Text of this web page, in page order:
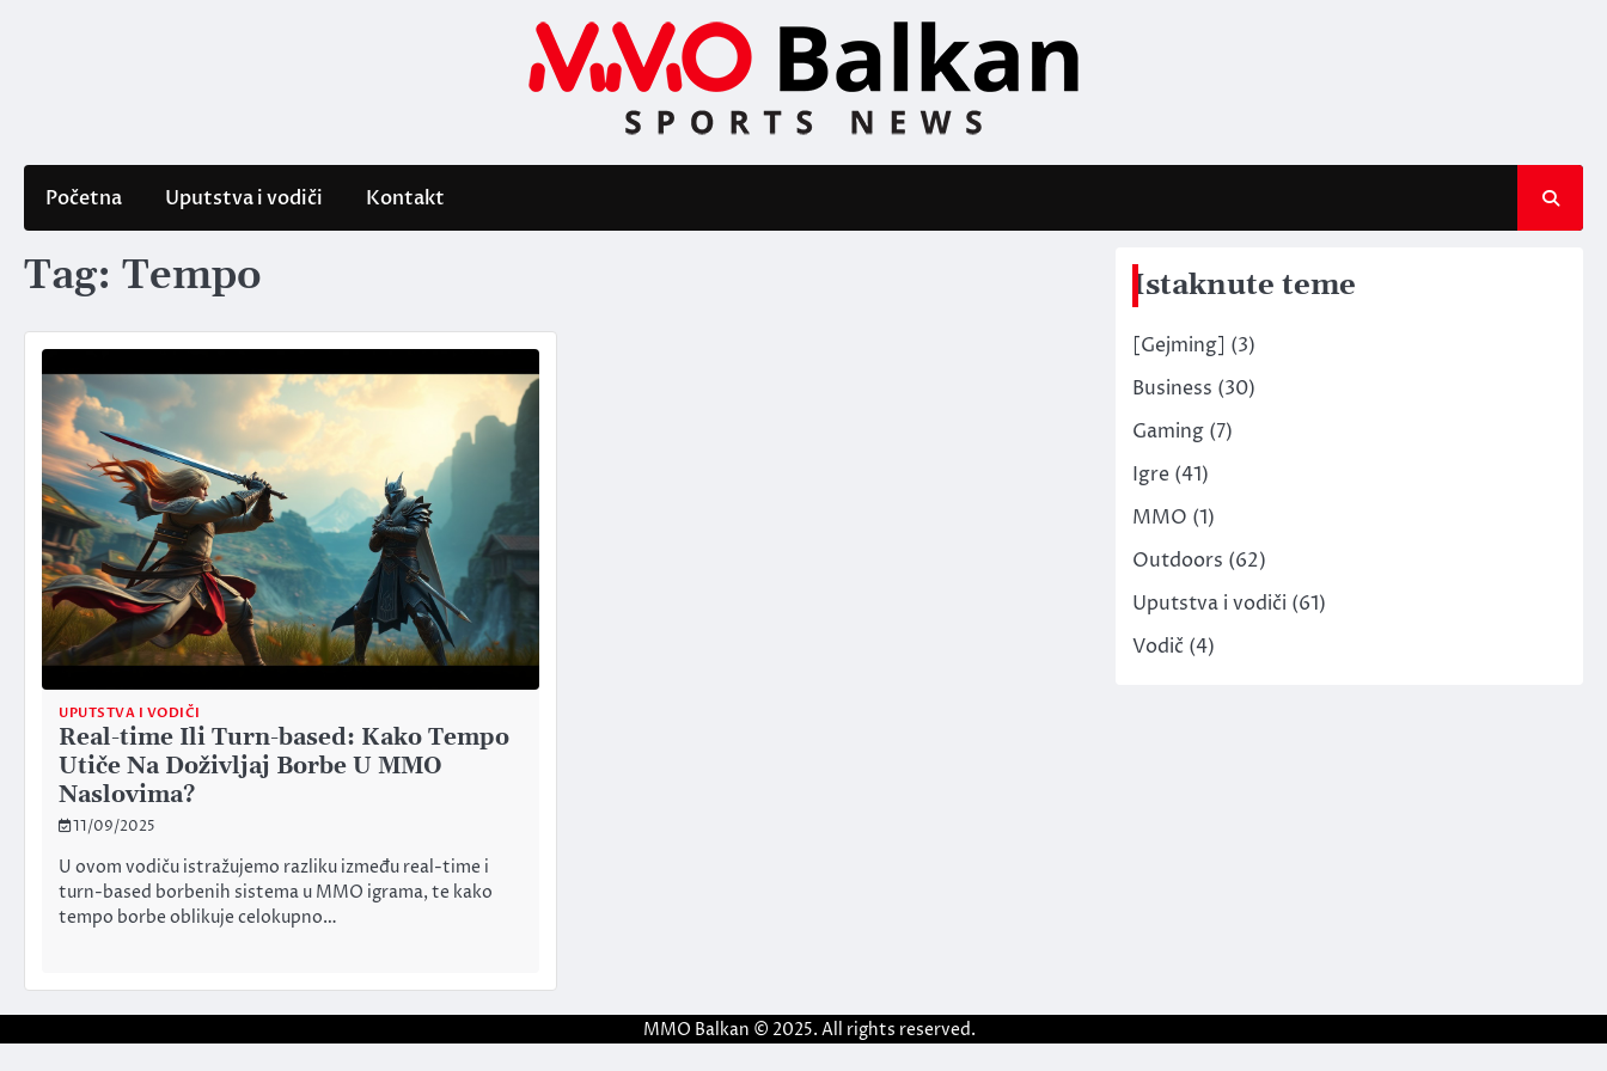
Početna Uputstva i vodiči Kontakt
Tag: Tempo
UPUTSTVA I VODIČI
Real-time Ili Turn-based: Kako Tempo
Utiče Na Doživljaj Borbe U MMO
Naslovima?
11/09/2025
U ovom vodiču istražujemo razliku između real-time i
turn-based borbenih sistema u MMO igrama, te kako
tempo borbe oblikuje celokupno…
Istaknute teme
[Gejming] (3)
Business (30)
Gaming(7)
Igre(41)
MMO (1)
Outdoors (62)
Uputstva i vodiči (61)
Vodič(4)